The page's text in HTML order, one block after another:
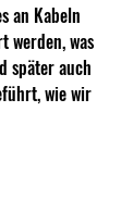
an Kabeln
werden, was
später auch
wie wir